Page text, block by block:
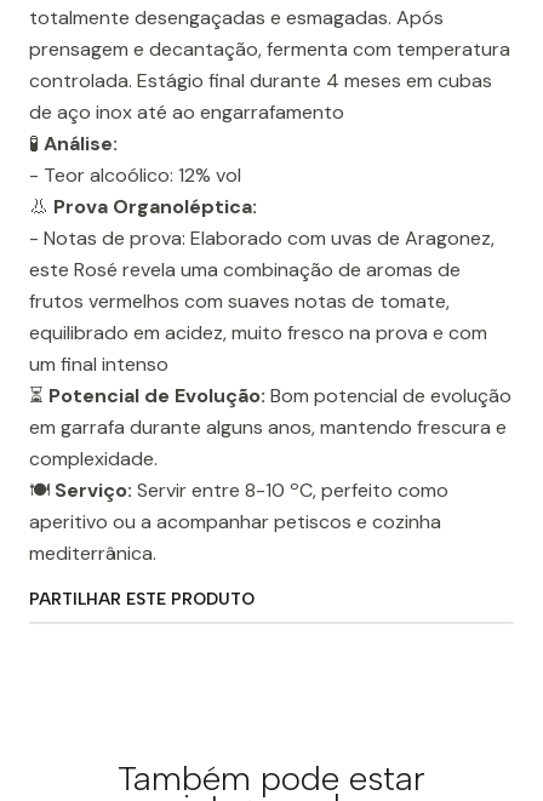
totalmente desengaçadas e esmagadas. Após
prensagem e decantação, fermenta com temperatura
controlada. Estágio final durante 4 meses em cubas
de aço inox até ao engarrafamento
🧪 Análise:
- Teor alcoólico: 12% vol
👃 Prova Organoléptica:
- Notas de prova: Elaborado com uvas de Aragonez,
este Rosé revela uma combinação de aromas de
frutos vermelhos com suaves notas de tomate,
equilibrado em acidez, muito fresco na prova e com
um final intenso
⏳ Potencial de Evolução: Bom potencial de evolução
em garrafa durante alguns anos, mantendo frescura e
complexidade.
🍽️ Serviço: Servir entre 8-10 ºC, perfeito como
aperitivo ou a acompanhar petiscos e cozinha
mediterrânica.
PARTILHAR ESTE PRODUTO
Também pode estar